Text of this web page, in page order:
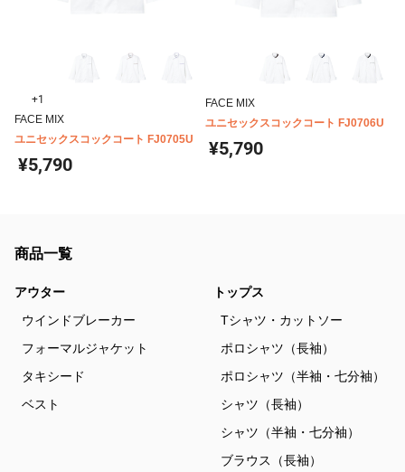
+1
FACE MIX
ユニセックスコックコート FJ0705U
¥5,790
FACE MIX
ユニセックスコックコート FJ0706U
¥5,790
商品一覧
アウター
ウインドブレーカー
フォーマルジャケット
タキシード
ベスト
トップス
Tシャツ・カットソー
ポロシャツ（長袖）
ポロシャツ（半袖・七分袖）
シャツ（長袖）
シャツ（半袖・七分袖）
ブラウス（長袖）